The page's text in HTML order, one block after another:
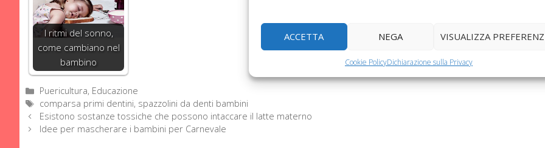
ACCETTA NEGA VISUALIZZA
Cookie PolicyDichiarazione sulla Privacy
I ritmi del sonno,
come cambiano nel
bambino
Categorie
Puericultura, Educazione
Tag
comparsa primi dentini, spazzolini da denti bambini
Esistono sostanze tossiche che possono intaccare il latte materno
Idee per mascherare i bambini per Carnevale